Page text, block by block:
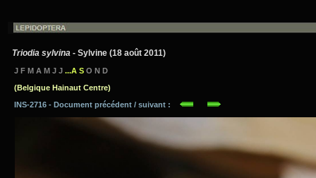
Triodia sylvina - Sylvine (18 août 2011)
J F M A M J J ...A S O N D
(Belgique Hainaut Centre)
INS-2716 - Document précédent / suivant :